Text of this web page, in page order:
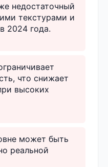
недостаточный
текстурами и
2024 года.
что снижает
высоких
может быть
реальной